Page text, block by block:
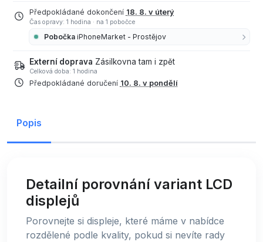
Předpokládané dokončení 18. 8. v úterý
Čas opravy: 1 hodina · na 1 pobočce
Pobočka iPhoneMarket - Prostějov
Externí doprava Zásilkovna tam i zpět
Celková doba: 1 hodina
Předpokládané doručení 10. 8. v pondělí
Popis
Detailní porovnání variant LCD
displejů
Porovnejte si displeje, které máme v nabídce
rozdělené podle kvality, pokud si nevíte rady